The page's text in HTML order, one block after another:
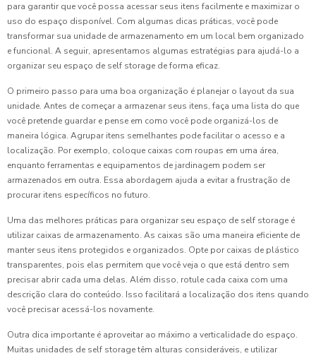
para garantir que você possa acessar seus itens facilmente e maximizar o
uso do espaço disponível. Com algumas dicas práticas, você pode
transformar sua unidade de armazenamento em um local bem organizado
e funcional. A seguir, apresentamos algumas estratégias para ajudá-lo a
organizar seu espaço de self storage de forma eficaz.
O primeiro passo para uma boa organização é planejar o layout da sua
unidade. Antes de começar a armazenar seus itens, faça uma lista do que
você pretende guardar e pense em como você pode organizá-los de
maneira lógica. Agrupar itens semelhantes pode facilitar o acesso e a
localização. Por exemplo, coloque caixas com roupas em uma área,
enquanto ferramentas e equipamentos de jardinagem podem ser
armazenados em outra. Essa abordagem ajuda a evitar a frustração de
procurar itens específicos no futuro.
Uma das melhores práticas para organizar seu espaço de self storage é
utilizar caixas de armazenamento. As caixas são uma maneira eficiente de
manter seus itens protegidos e organizados. Opte por caixas de plástico
transparentes, pois elas permitem que você veja o que está dentro sem
precisar abrir cada uma delas. Além disso, rotule cada caixa com uma
descrição clara do conteúdo. Isso facilitará a localização dos itens quando
você precisar acessá-los novamente.
Outra dica importante é aproveitar ao máximo a verticalidade do espaço.
Muitas unidades de self storage têm alturas consideráveis, e utilizar